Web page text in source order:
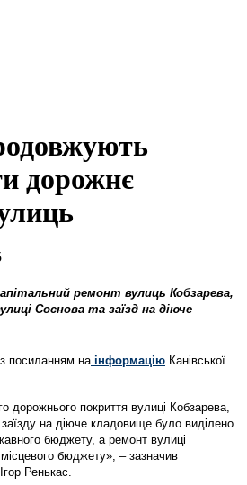
дорожнє
ремонт вулиць Кобзарева,
Соснова та заїзд на діюче
посиланням наінформацію Канівської
дорожнього покриття вулиці Кобзарева,
на діюче кладовище було виділено
бюджету, а ремонт вулиці
бюджету», – зазначив
Ренькас.